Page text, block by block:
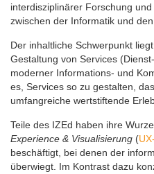
interdisziplinärer Forschung
zwischen der Informatik und
Der inhaltliche Schwerpunkt
Gestaltung von Services
moderner Informations- und
es, Services so zu gestalten,
umfangreiche wertstiftende
Teile des IZEd haben ihre
Experience & Visualisierung (
beschäftigt, bei denen der
überwiegt. Im Kontrast dazu